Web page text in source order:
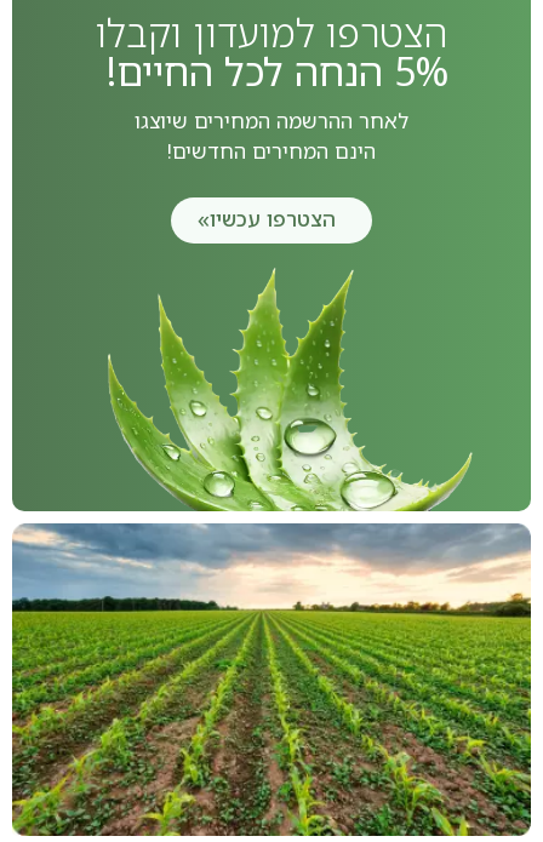
הצטרפו למועדון וקבלו
5% הנחה לכל החיים!
לאחר ההרשמה המחירים שיוצגו
הינם המחירים החדשים!
הצטרפו עכשיו